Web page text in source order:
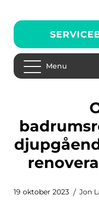
Menu
19 oktober 2023 Jon